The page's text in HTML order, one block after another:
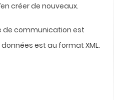
créer de nouveaux.
de communication est
est au format XML.